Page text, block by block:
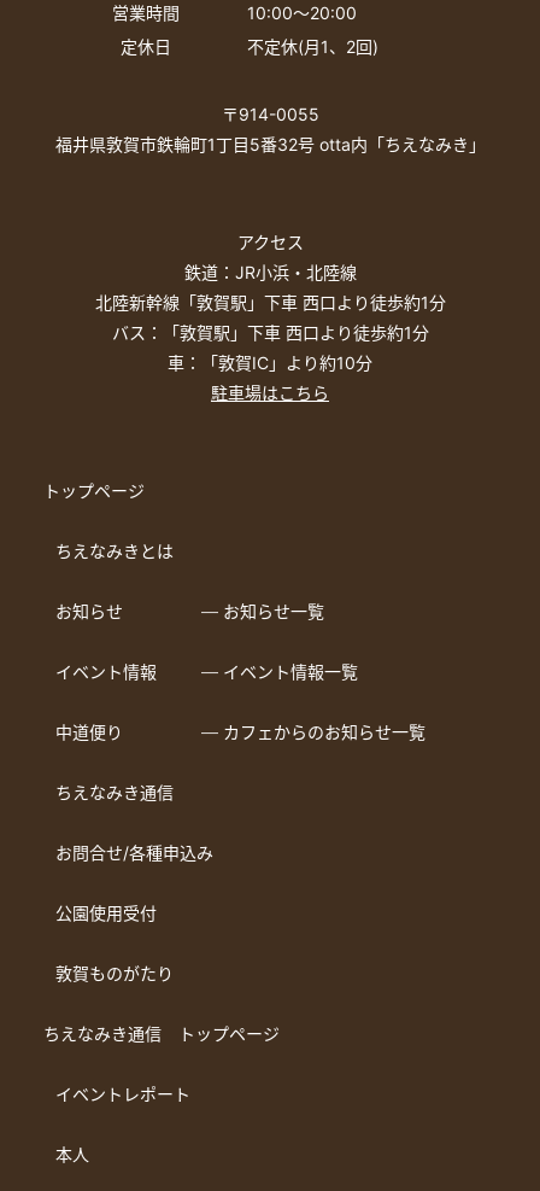
営業時間
10:00〜20:00
定休日
不定休(月1、2回)
〒914-0055
福井県敦賀市鉄輪町1丁目5番32号 otta内「ちえなみき」
アクセス
鉄道：JR小浜・北陸線
北陸新幹線「敦賀駅」下車 西口より徒歩約1分
バス：「敦賀駅」下車 西口より徒歩約1分
車：「敦賀IC」より約10分
駐車場はこちら
トップページ
ちえなみきとは
お知らせ ― お知らせ一覧
イベント情報 ― イベント情報一覧
中道便り ― カフェからのお知らせ一覧
ちえなみき通信
お問合せ/各種申込み
公園使用受付
敦賀ものがたり
ちえなみき通信 トップページ
イベントレポート
本人